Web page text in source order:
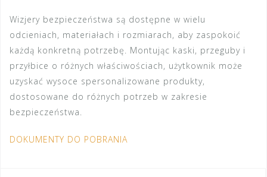
Wizjery bezpieczeństwa są dostępne w wielu
odcieniach, materiałach i rozmiarach, aby zaspokoić
każdą konkretną potrzebę. Montując kaski, przeguby i
przyłbice o różnych właściwościach, użytkownik może
uzyskać wysoce spersonalizowane produkty,
dostosowane do różnych potrzeb w zakresie
bezpieczeństwa.
DOKUMENTY DO POBRANIA